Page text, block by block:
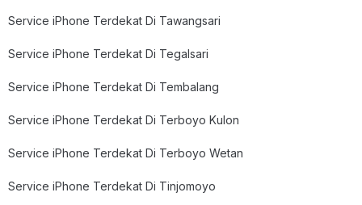
Service iPhone Terdekat Di Tawangsari
Service iPhone Terdekat Di Tegalsari
Service iPhone Terdekat Di Tembalang
Service iPhone Terdekat Di Terboyo Kulon
Service iPhone Terdekat Di Terboyo Wetan
Service iPhone Terdekat Di Tinjomoyo